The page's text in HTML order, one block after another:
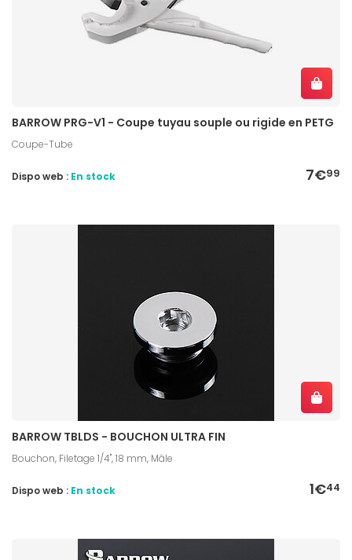
BARROW PRG-V1 - Coupe tuyau souple ou rigide en PETG
Coupe-Tube
7€99
Dispo web : En stock
BARROW TBLDS - BOUCHON ULTRA FIN
Bouchon, Filetage 1/4", 18 mm, Mâle
1€44
Dispo web : En stock